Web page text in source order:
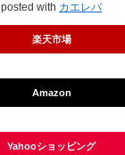
posted with カエレバ
楽天市場
Amazon
Yahooショッピング